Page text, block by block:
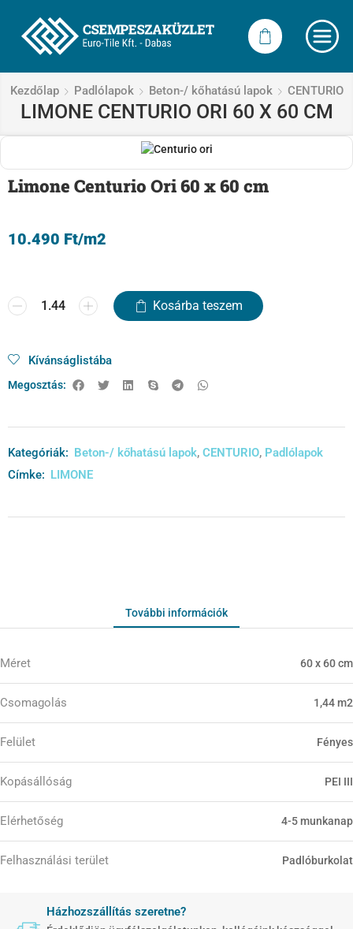
Kezdőlap Padlólapok Beton-/ kőhatású lapok CENTURIO
LIMONE CENTURIO ORI 60 X 60 CM
Limone Centurio Ori 60 x 60 cm
10.490 Ft/m2
Kosárba teszem
Kívánságlistába
Megosztás:
Kategóriák: Beton-/ kőhatású lapok, CENTURIO, Padlólapok
Címke: LIMONE
További információk
Méret 60 x 60 cm
Csomagolás 1,44 m2
Felület Fényes
Kopásállóság PEI III
Elérhetőség 4-5 munkanap
Felhasználási terület Padlóburkolat
Házhozszállítás szeretne?